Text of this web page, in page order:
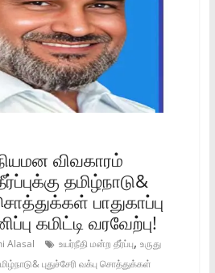
விவகாரம்
தமிழ்நாடு&
பாதுகாப்பு
கமிட்டி வரவேற்பு!
Alasal உயர்நீதி மன்ற தீர்ப்பு, உருது
புதுச்சேரி வக்பு சொத்துக்கள்